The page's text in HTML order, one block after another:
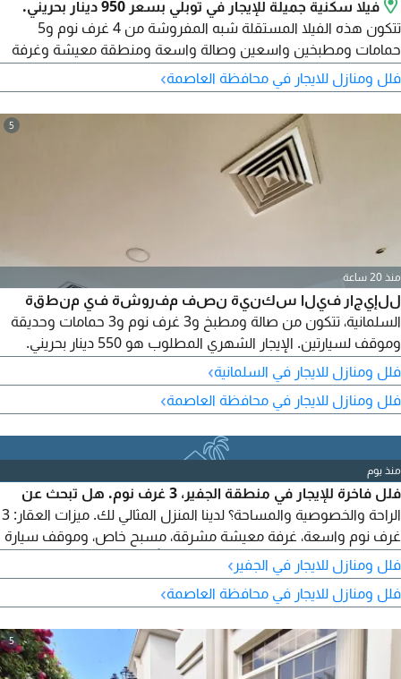
فيلا سكنية جميلة للإيجار في توبلي بسعر 950 دينار بحريني.
تتكون هذه الفيلا المستقلة شبه المفروشة من 4 غرف نوم و5
حمامات ومطبخين واسعين وصالة واسعة ومنطقة معيشة وغرفة
طعام وغرفة تخزين وموقف سيارات مغطى ومنطقة حديقة وحمام
سباحة وغرفة خادمة منزلية وغير ذلك. سهولة الوصول الى معرض
الانصار، مركز الأنوار للتخفيضات، الزنج، السلمانية، المنامة، مدينة عيسى،
سلماباد، وغيرها. الإيجار 950 دينار بحريني شهريا بدون
فلل ومنازل للايجار في محافظة العاصمة›
5
منذ 20 ساعة
للإيجار فيلا سكنية نصف مفروشة في منطقة
السلمانية، تتكون من صالة ومطبخ و3 غرف نوم و3 حمامات وحديقة
وموقف لسيارتين. الإيجار الشهري المطلوب هو 550 دينار بحريني.
المرجع AH - FR 01911. للاستفسار، الاتصال على علي عبد الحسن.
فلل ومنازل للايجار في السلمانية›
فلل ومنازل للايجار في محافظة العاصمة›
منذ يوم
فلل فاخرة للإيجار في منطقة الجفير، 3 غرف نوم. هل تبحث عن
الراحة والخصوصية والمساحة؟ لدينا المنزل المثالي لك. ميزات العقار: 3
غرف نوم واسعة، غرفة معيشة مشرقة، مسبح خاص، وموقف سيارة
خاص. الإيجار 450 دينار بحريني فقط شهرياً، لا يشمل رسوم هيئة
المياه والكهرباء والبلدية. عرض خاص: عقد لمدة سنتين مع شهر
مجاني للمستأجرين – سيكون الشهر المجاني هو الشهر الأخير من
فلل ومنازل للايجار في الجفير‎ ›
فلل ومنازل للايجار في محافظة العاصمة›
5